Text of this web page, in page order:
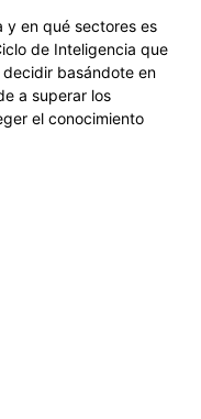
y en qué sectores es
de Inteligencia que
basándote en
a superar los
el conocimiento